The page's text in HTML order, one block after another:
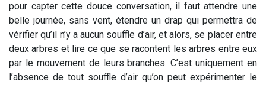
pour capter cette douce conversation, il faut attendre une
belle journée, sans vent, étendre un drap qui permettra de
vérifier qu’il n’y a aucun souffle d’air, et alors, se placer entre
deux arbres et lire ce que se racontent les arbres entre eux
par le mouvement de leurs branches. C’est uniquement en
l’absence de tout souffle d’air qu’on peut expérimenter le